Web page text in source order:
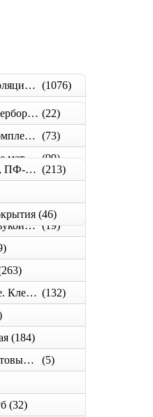
Кровля, гидроизоляция, металлочерепица, сайдинг (1076)
(10)
Аквапанель. Файерборд. Клинео. (новинки КНАУФ!) (22)
Гипсокартон и комплектующие (73)
Кирпич, стеновые материалы (99)
Ленты, скотчи, серпянки, сетки армировочные (50)
(2)
Материалы для звукоизоляционных конструкций (19)
Пены монтажные. Клеи. Герметики. (132)
(184)
Поликарбонат сотовый, теплицы
(5)
(32)
Алкидные эмали, ПФ-115, ПФ-266 (213)
(46)